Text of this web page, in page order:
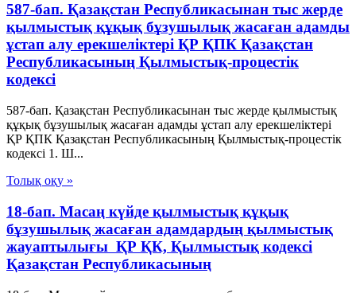
587-бап. Қазақстан Республикасынан тыс жерде
қылмыстық құқық бұзушылық жасаған адамды
ұстап алу ерекшеліктері ҚР ҚПК Қазақстан
Республикасының Қылмыстық-процестік
кодексi
587-бап. Қазақстан Республикасынан тыс жерде қылмыстық
құқық бұзушылық жасаған адамды ұстап алу ерекшеліктері
ҚР ҚПК Қазақстан Республикасының Қылмыстық-процестік
кодексi 1. Ш...
Толық оқу »
18-бап. Масаң күйде қылмыстық құқық
бұзушылық жасаған адамдардың қылмыстық
жауаптылығы ҚР ҚК, Қылмыстық кодексi
Қазақстан Республикасының